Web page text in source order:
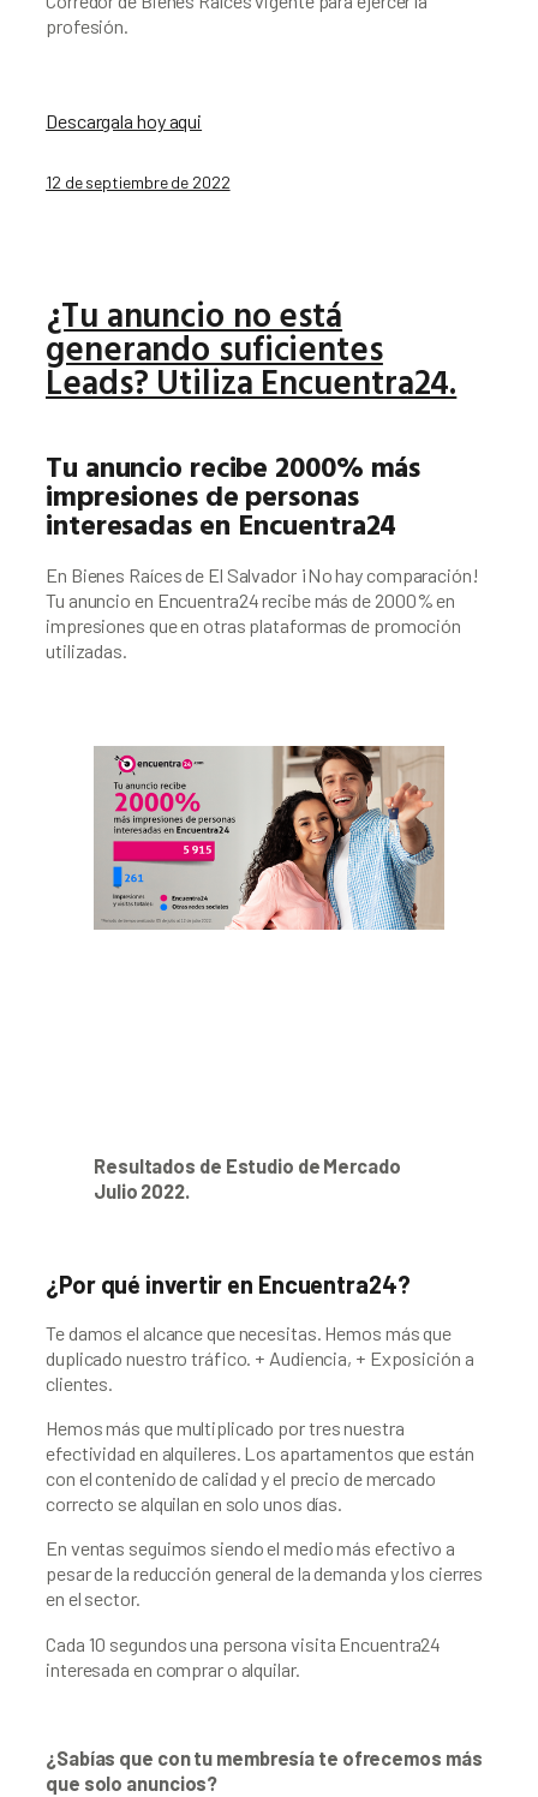
profesión.
Descargala hoy aqui
12 de septiembre de 2022
¿Tu anuncio no está
generando suficientes
Leads? Utiliza Encuentra24.
Tu anuncio recibe 2000% más
impresiones de personas
interesadas en Encuentra24
En Bienes Raíces de El Salvador ¡No hay comparación!
Tu anuncio en Encuentra24 recibe más de 2000% en
impresiones que en otras plataformas de promoción
utilizadas.
Resultados de Estudio de Mercado
Julio 2022.
¿Por qué invertir en Encuentra24?
Te damos el alcance que necesitas. Hemos más que
duplicado nuestro tráfico. + Audiencia, + Exposición a
clientes.
Hemos más que multiplicado por tres nuestra
efectividad en alquileres. Los apartamentos que están
con el contenido de calidad y el precio de mercado
correcto se alquilan en solo unos días.
En ventas seguimos siendo el medio más efectivo a
pesar de la reducción general de la demanda y los cierres
en el sector.
Cada 10 segundos una persona visita Encuentra24
interesada en comprar o alquilar.
¿Sabías que con tu membresía te ofrecemos más
que solo anuncios?